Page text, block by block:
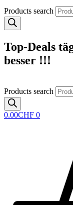
Products search
Top-Deals
besser !!!
Products search
0.00CHF 0